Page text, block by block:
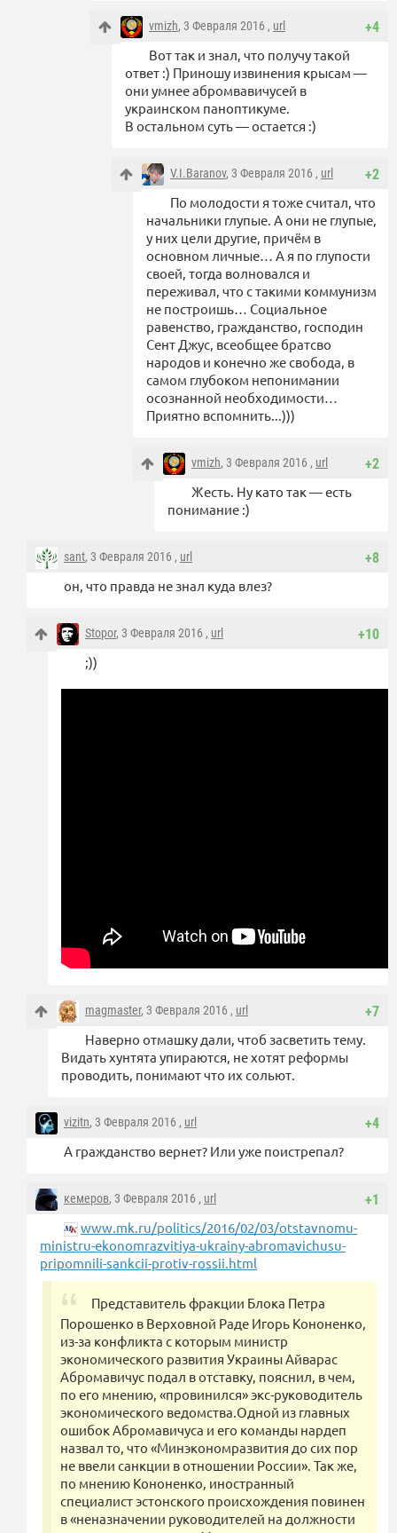
+4
vmizh, 3 Февраля 2016 , url
Вот так и знал, что получу такой
ответ :) Приношу извинения крысам —
они умнее абромвавичусей в
украинском паноптикуме.
В остальном суть — остается :)
+2
V.I.Baranov, 3 Февраля 2016 , url
По молодости я тоже считал, что
начальники глупые. А они не глупые,
у них цели другие, причём в
основном личные… А я по глупости
своей, тогда волновался и
переживал, что с такими коммунизм
не построишь… Социальное
равенство, гражданство, господин
Сент Джус, всеобщее братсво
народов и конечно же свобода, в
самом глубоком непонимании
осознанной необходимости…
Приятно вспомнить...)))
+2
vmizh, 3 Февраля 2016 , url
Жесть. Ну като так — есть
понимание :)
+8
sant, 3 Февраля 2016 , url
он, что правда не знал куда влез?
+10
Stopor, 3 Февраля 2016 , url
;))
+7
magmaster, 3 Февраля 2016 , url
Наверно отмашку дали, чтоб засветить тему.
Видать хунтята упираются, не хотят реформы
проводить, понимают что их сольют.
+4
vizitn, 3 Февраля 2016 , url
А гражданство вернет? Или уже поистрепал?
+1
кемеров, 3 Февраля 2016 , url
www.mk.ru/politics/2016/02/03/otstavnomu-
ministru-ekonomrazvitiya-ukrainy-abromavichusu-
pripomnili-sankcii-protiv-rossii.html
Представитель фракции Блока Петра
Порошенко в Верховной Раде Игорь Кононенко,
из-за конфликта с которым министр
экономического развития Украины Айварас
Абромавичус подал в отставку, пояснил, в чем,
по его мнению, «провинился» экс-руководитель
экономического ведомства.Одной из главных
ошибок Абромавичуса и его команды нардеп
назвал то, что «Минэкономразвития до сих пор
не ввели санкции в отношении России». Так же,
по мнению Кононенко, иностранный
специалист эстонского происхождения повинен
в «неназначении руководителей на должности